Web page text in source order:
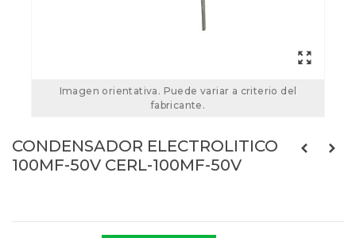
Imagen orientativa. Puede variar a criterio del
fabricante.
CONDENSADOR ELECTROLITICO
100MF-50V CERL-100MF-50V